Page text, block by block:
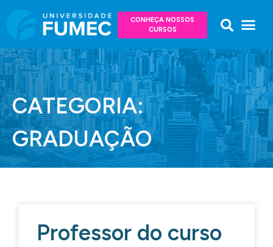
CONHEÇA NOSSOS
CURSOS
CATEGORIA:
GRADUAÇÃO
Professor do curso